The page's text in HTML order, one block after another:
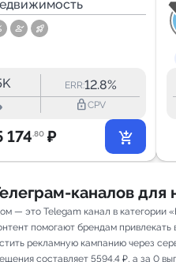
аренды
ERR:12.8%
lock_outlineCPV
174.80 ₽
каналов
— это Telegam канал в категории
помогают брендам
рекламную кампанию через
составляет 5594.4 ₽, а за 0